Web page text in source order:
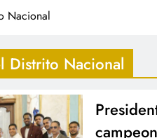
Nacional
Distrito Nacional